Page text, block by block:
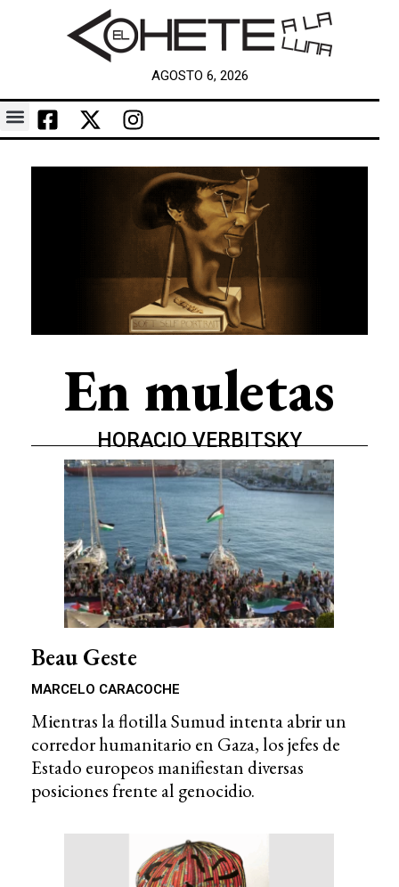
AGOSTO 6, 2026
En muletas
HORACIO VERBITSKY
Beau Geste
MARCELO CARACOCHE
Mientras la flotilla Sumud intenta abrir un
corredor humanitario en Gaza, los jefes de
Estado europeos manifiestan diversas
posiciones frente al genocidio.